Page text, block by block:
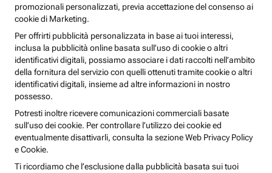
promozionali personalizzati, previa accettazione del consenso ai
cookie di Marketing.
Per offrirti pubblicità personalizzata in base ai tuoi interessi,
inclusa la pubblicità online basata sull’uso di cookie o altri
identificativi digitali, possiamo associare i dati raccolti nell’ambito
della fornitura del servizio con quelli ottenuti tramite cookie o altri
identificativi digitali, insieme ad altre informazioni in nostro
possesso.
Potresti inoltre ricevere comunicazioni commerciali basate
sull’uso dei cookie. Per controllare l’utilizzo dei cookie ed
eventualmente disattivarli, consulta la sezione Web Privacy Policy
e Cookie.
Ti ricordiamo che l’esclusione dalla pubblicità basata sui tuoi